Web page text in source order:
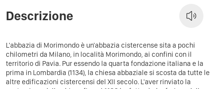
Descrizione
L'abbazia di Morimondo è un'abbazia cistercense sita a pochi
chilometri da Milano, in località Morimondo, ai confini con il
territorio di Pavia. Pur essendo la quarta fondazione italiana e la
prima in Lombardia (1134), la chiesa abbaziale si scosta da tutte le
altre edificazioni cistercensi del XII secolo. L'aver rinviato la